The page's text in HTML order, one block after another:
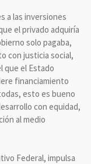
a las inversiones
el privado adquiría
solo pagaba,
con justicia social,
que el Estado
financiamiento
esto es bueno
con equidad,
al medio
Federal, impulsa